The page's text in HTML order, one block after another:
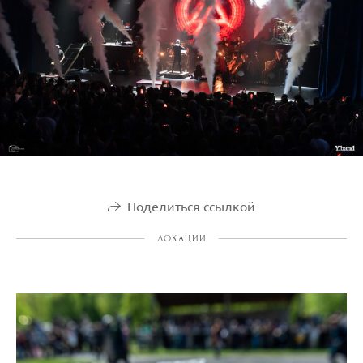
Поделиться ссылкой
ЛОКАЦИИ